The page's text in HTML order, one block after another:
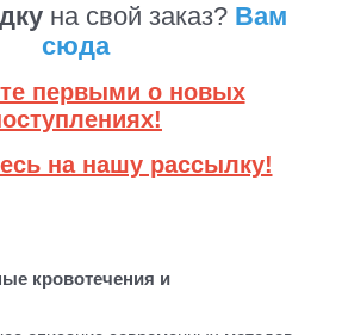
на свой заказ? Вам
сюда
первыми о новых
на нашу рассылку!
кровотечения и